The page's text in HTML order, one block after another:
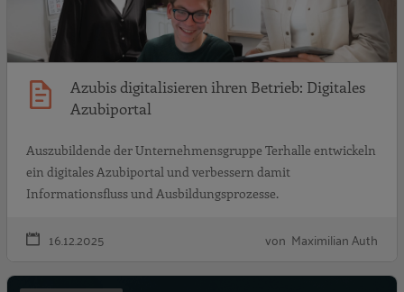
Azubis digitalisieren ihren Betrieb: Digitales
Azubiportal
Auszubildende der Unternehmensgruppe Terhalle entwickeln
ein digitales Azubiportal und verbessern damit
Informationsfluss und Ausbildungsprozesse.
16.12.2025 von Maximilian Auth